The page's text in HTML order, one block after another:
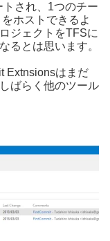
され、1つのチー
ホストできるよ
ジェクトをTFSに
るとは思います。
Extnsionsはまだ
ばらく他のツール